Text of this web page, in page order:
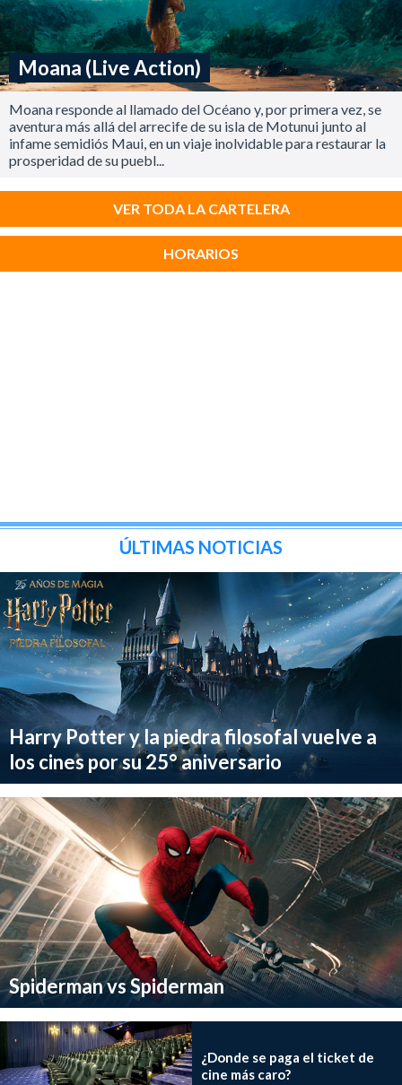
Moana (Live Action)
Moana responde al llamado del Océano y, por primera vez, se
aventura más allá del arrecife de su isla de Motunui junto al
infame semidiós Maui, en un viaje inolvidable para restaurar la
prosperidad de su puebl...
VER TODA LA CARTELERA
HORARIOS
ÚLTIMAS NOTICIAS
Harry Potter y la piedra filosofal vuelve a
los cines por su 25° aniversario
Spiderman vs Spiderman
¿Donde se paga el ticket de
cine más caro?